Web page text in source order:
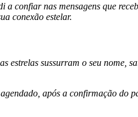
confiar nas mensagens que
conexão estelar.
estrelas sussurram o seu
após a confirmação do